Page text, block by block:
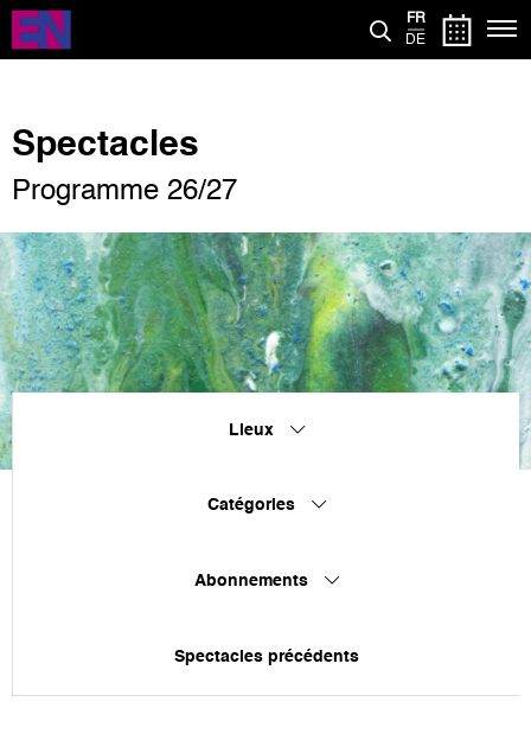
Aller
contenu
FR
DE
Spectacles
Programme 26/27
Lieux
Catégories
Abonnements
Spectacles précédents